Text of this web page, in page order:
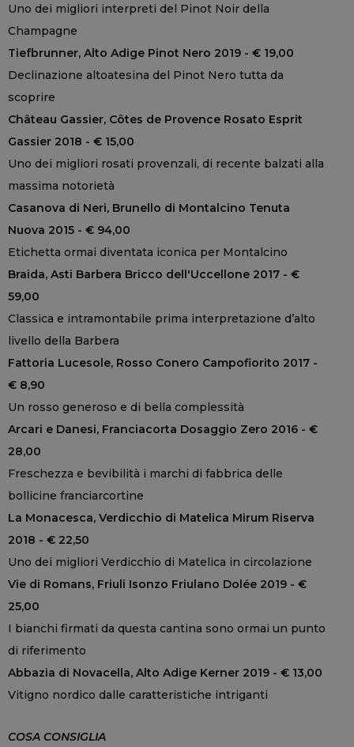
Uno dei migliori interpreti del Pinot Noir della
Champagne
Tiefbrunner, Alto Adige Pinot Nero 2019 - € 19,00
Declinazione altoatesina del Pinot Nero tutta da
scoprire
Château Gassier, Côtes de Provence Rosato Esprit
Gassier 2018 - € 15,00
Uno dei migliori rosati provenzali, di recente balzati alla
massima notorietà
Casanova di Neri, Brunello di Montalcino Tenuta
Nuova 2015 - € 94,00
Etichetta ormai diventata iconica per Montalcino
Braida, Asti Barbera Bricco dell'Uccellone 2017 - €
59,00
Classica e intramontabile prima interpretazione d’alto
livello della Barbera
Fattoria Lucesole, Rosso Conero Campofiorito 2017 -
€ 8,90
Un rosso generoso e di bella complessità
Arcari e Danesi, Franciacorta Dosaggio Zero 2016 - €
28,00
Freschezza e bevibilità i marchi di fabbrica delle
bollicine franciarcortine
La Monacesca, Verdicchio di Matelica Mirum Riserva
2018 - € 22,50
Uno dei migliori Verdicchio di Matelica in circolazione
Vie di Romans, Friuli Isonzo Friulano Dolée 2019 - €
25,00
I bianchi firmati da questa cantina sono ormai un punto
di riferimento
Abbazia di Novacella, Alto Adige Kerner 2019 - € 13,00
Vitigno nordico dalle caratteristiche intriganti
COSA CONSIGLIA